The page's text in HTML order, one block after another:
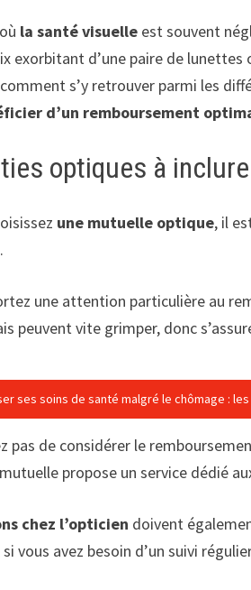
la santé visuelle est souvent
exorbitant d’une paire de
s’y retrouver parmi les
d’un remboursement
optiques à
une mutuelle optique, il
une attention particulière au
peuvent vite grimper, donc
ses soins de santé malgré le chômage :
pas de considérer le
propose un service dédié
chez l’opticien doivent
vous avez besoin d’un suivi